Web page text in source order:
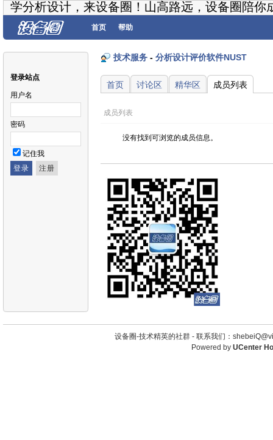
学分析设计，来设备圈！山高路远，设备圈陪你
首页 帮助
登录站点
用户名
密码
记住我
技术服务 - 分析设计评价软件NUST
首页 讨论区 精华区 成员列表
成员列表
没有找到可浏览的成员信息。
设备圈-技术精英的社群 - 联系我们：
Powered by UCenter